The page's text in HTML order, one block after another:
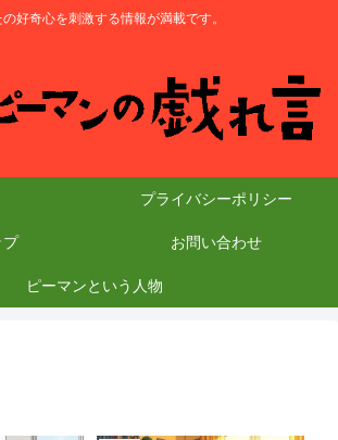
好奇心を刺激する情報が満載です。
プライバシーポリシー
プ お問い合わせ
ピーマンという人物